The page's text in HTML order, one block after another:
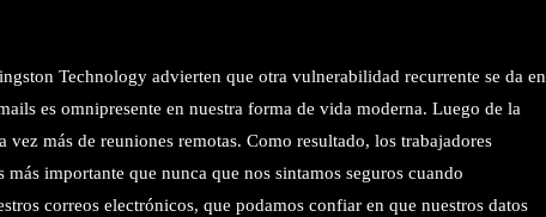
Technology advierten que otra vulnerabilidad recurrente se da en
es omnipresente en nuestra forma de vida moderna. Luego de la
vez más de reuniones remotas. Como resultado, los trabajadores
importante que nunca que nos sintamos seguros cuando
correos electrónicos, que podamos confiar en que nuestros datos